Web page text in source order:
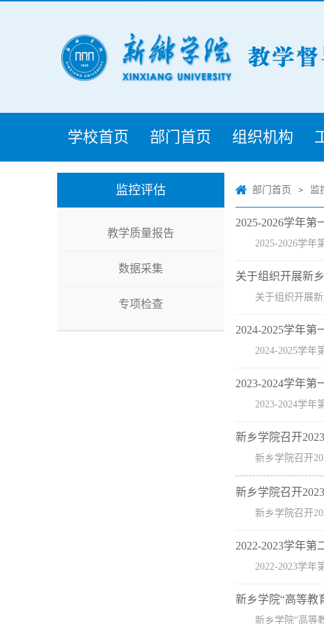
学校首页 部门首页 组织机构
监控评估
教学质量报告
数据采集
专项检查
部门首页 > 监
2025-2026学年
2025-2026学年
关于组织开展新
关于组织开展
2024-2025学年
2024-2025学年
2023-2024学年
2023-2024学年
新乡学院召开
新乡学院召开
新乡学院召开
新乡学院召开
2022-2023学年
2022-2023学年
新乡学院“高等教
新乡学院“高等